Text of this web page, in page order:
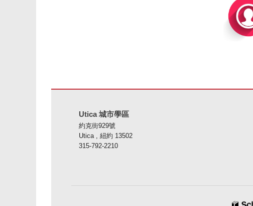
Utica 城市學區
約克街929號
Utica , 紐約 13502
315-792-2210